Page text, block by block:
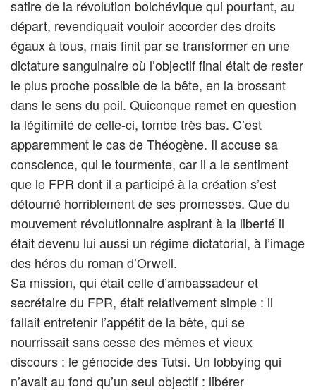
satire de la révolution bolchévique qui pourtant, au
départ, revendiquait vouloir accorder des droits
égaux à tous, mais finit par se transformer en une
dictature sanguinaire où l’objectif final était de rester
le plus proche possible de la bête, en la brossant
dans le sens du poil. Quiconque remet en question
la légitimité de celle-ci, tombe très bas. C’est
apparemment le cas de Théogène. Il accuse sa
conscience, qui le tourmente, car il a le sentiment
que le FPR dont il a participé à la création s’est
détourné horriblement de ses promesses. Que du
mouvement révolutionnaire aspirant à la liberté il
était devenu lui aussi un régime dictatorial, à l’image
des héros du roman d’Orwell.
Sa mission, qui était celle d’ambassadeur et
secrétaire du FPR, était relativement simple : il
fallait entretenir l’appétit de la bête, qui se
nourrissait sans cesse des mêmes et vieux
discours : le génocide des Tutsi. Un lobbying qui
n’avait au fond qu’un seul objectif : libérer